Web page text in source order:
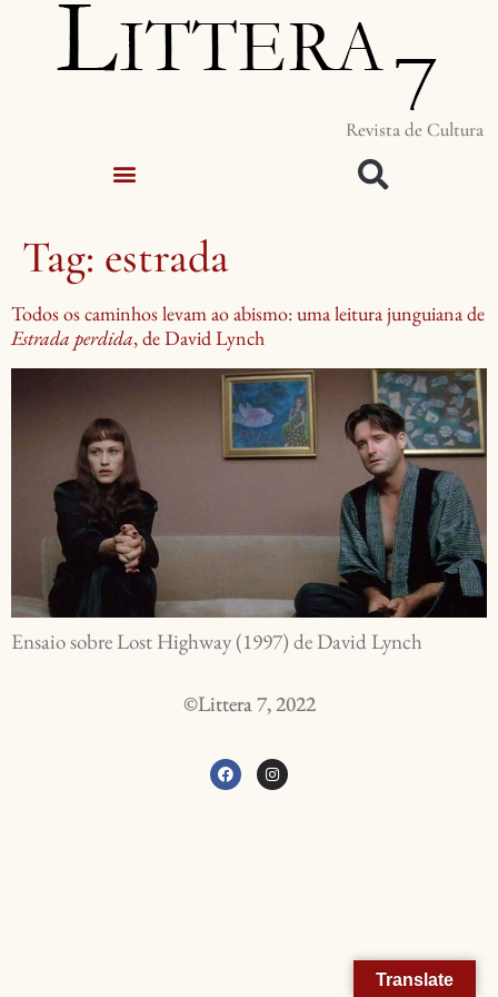
Revista de Cultura
Tag: estrada
Todos os caminhos levam ao abismo: uma leitura junguiana de
Estrada perdida, de David Lynch
Ensaio sobre Lost Highway (1997) de David Lynch
©Littera 7, 2022
Translate